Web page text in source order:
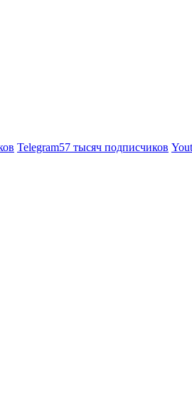
Telegram57 тысяч подписчиков